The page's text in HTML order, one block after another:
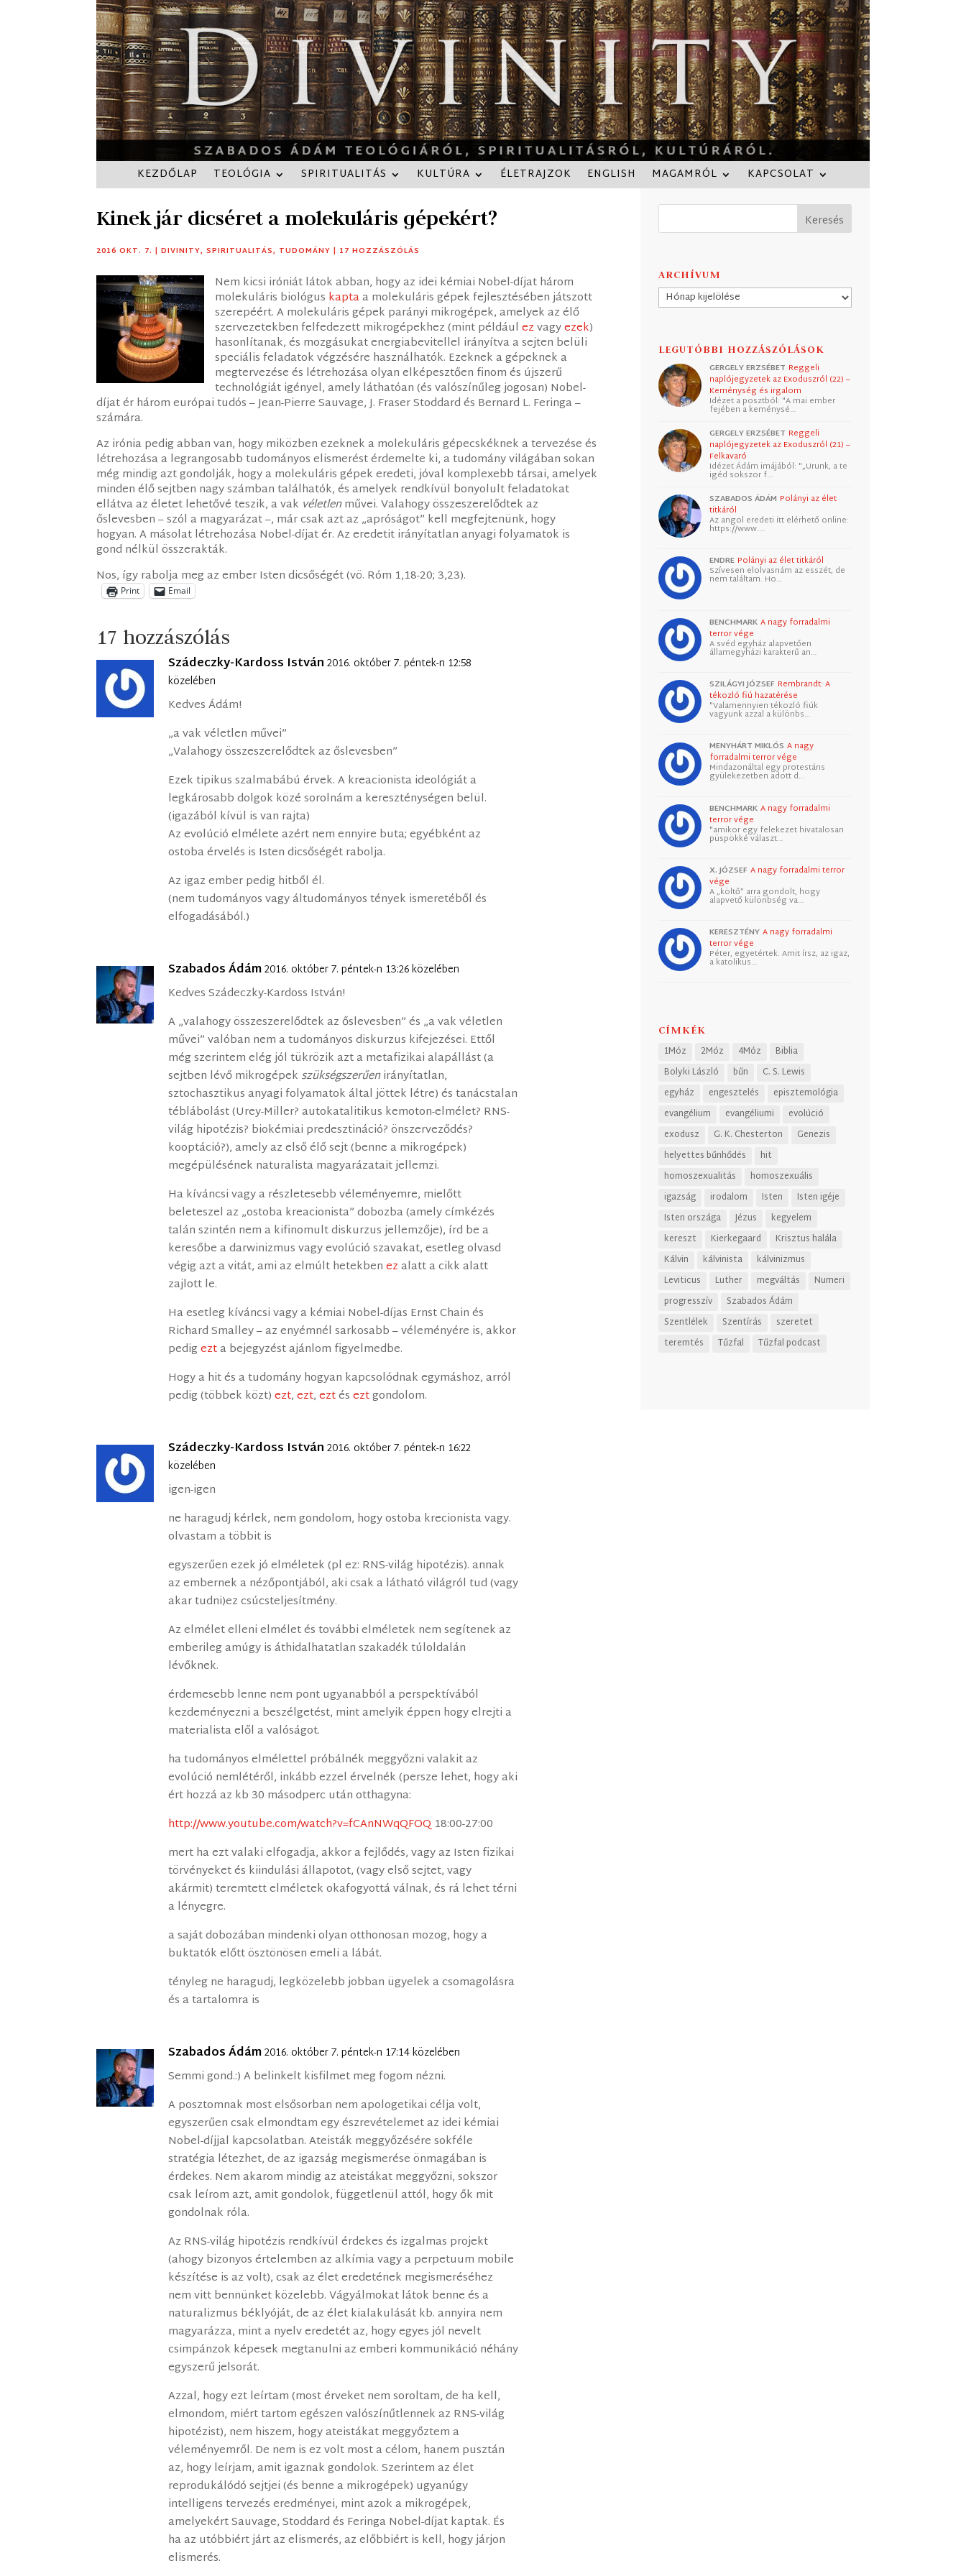
KEZDŐLAP TEOLÓGIA SPIRITUALITÁS KULTÚRA ÉLETRAJZOK ENGLISH MAGAMRÓL KAPCSOLAT
Kinek jár dicséret a molekuláris gépekért?
2016 OKT. 7. |DIVINITY,SPIRITUALITÁS, TUDOMÁNY | 17 HOZZÁSZÓLÁS
Nem kicsi iróniát látok abban, hogy az idei kémiai Nobel-díjat három
molekuláris biológus kaptaa molekuláris gépek fejlesztésében játszott
szerepéért. A molekuláris gépek parányi mikrogépek, amelyek az élő
szervezetekben felfedezett mikrogépekhez (mint példáulezvagyezek)
hasonlítanak, és mozgásukat energiabevitellel irányítva a sejten belüli
speciális feladatok végzésére használhatók. Ezeknek a gépeknek a
megtervezése és létrehozása olyan elképesztően finom és újszerű
technológiát igényel, amely láthatóan (és valószínűleg jogosan) Nobel-
díjat ér három európai tudós – Jean-Pierre Sauvage, J. Fraser Stoddard és Bernard L. Feringa –
számára.
Az irónia pedig abban van, hogy miközben ezeknek a molekuláris gépecskéknek a tervezése és
létrehozása a legrangosabb tudományos elismerést érdemelte ki, a tudomány világában sokan
még mindig azt gondolják, hogy a molekuláris gépek eredeti, jóval komplexebb társai, amelyek
minden élő sejtben nagy számban találhatók, és amelyek rendkívül bonyolult feladatokat
ellátva az életet lehetővé teszik, a vak véletlenművei. Valahogy összeszerelődtek az
őslevesben – szól a magyarázat –, már csak azt az „apróságot” kell megfejtenünk, hogy
hogyan. A másolat létrehozása Nobel-díjat ér. Az eredetit irányítatlan anyagi folyamatok is
gond nélkül összerakták.
Nos, így rabolja meg az ember Isten dicsőségét (vö. Róm 1,18-20; 3,23).
Print Email
17 hozzászólás
Szádeczky-Kardoss István 2016. október 7. péntek-n 12:58
közelében
Kedves Ádám!
„a vak véletlen művei”
„Valahogy összeszerelődtek az őslevesben”
Ezek tipikus szalmabábú érvek. A kreacionista ideológiát a
legkárosabb dolgok közé sorolnám a kereszténységen belül.
(igazából kívül is van rajta)
Az evolúció elmélete azért nem ennyire buta; egyébként az
ostoba érvelés is Isten dicsőségét rabolja.
Az igaz ember pedig hitből él.
(nem tudományos vagy áltudományos tények ismeretéből és
elfogadásából.)
Szabados Ádám2016. október 7. péntek-n 13:26 közelében
Kedves Szádeczky-Kardoss István!
A „valahogy összeszerelődtek az őslevesben” és „a vak véletlen
művei” valóban nem a tudományos diskurzus kifejezései. Ettől
még szerintem elég jól tükrözik azt a metafizikai alapállást (a
sejtben lévő mikrogépek szükségszerűenirányítatlan,
sztochasztikus anyagi folyamatok által jöttek létre) és tanácstalan
téblábolást (Urey-Miller? autokatalitikus kemoton-elmélet? RNS-
világ hipotézis? biokémiai predesztináció? önszerveződés?
kooptáció?), amely az első élő sejt (benne a mikrogépek)
megépülésének naturalista magyarázatait jellemzi.
Ha kíváncsi vagy a részletesebb véleményemre, mielőtt
beleteszel az „ostoba kreacionista” dobozba (amely címkézés
talán szintén nem a kifinomult diskurzus jellemzője), írd be a
keresőbe a darwinizmus vagy evolúció szavakat, esetleg olvasd
végig azt a vitát, ami az elmúlt hetekbenezalatt a cikk alatt
zajlott le.
Ha esetleg kíváncsi vagy a kémiai Nobel-díjas Ernst Chain és
Richard Smalley – az enyémnél sarkosabb – véleményére is, akkor
pedigezta bejegyzést ajánlom figyelmedbe.
Hogy a hit és a tudomány hogyan kapcsolódnak egymáshoz, arról
pedig (többek közt)ezt,ezt,eztéseztgondolom.
Szádeczky-Kardoss István 2016. október 7. péntek-n 16:22
közelében
igen-igen
ne haragudj kérlek, nem gondolom, hogy ostoba krecionista vagy.
olvastam a többit is
egyszerűen ezek jó elméletek (pl ez: RNS-világ hipotézis). annak
az embernek a nézőpontjából, aki csak a látható világról tud (vagy
akar tudni)ez csúcsteljesítmény.
Az elmélet elleni elmélet és további elméletek nem segítenek az
emberileg amúgy is áthidalhatatlan szakadék túloldalán
lévőknek.
érdemesebb lenne nem pont ugyanabból a perspektívából
kezdeményezni a beszélgetést, mint amelyik éppen hogy elrejti a
materialista elől a valóságot.
ha tudományos elmélettel próbálnék meggyőzni valakit az
evolúció nemlétéről, inkább ezzel érvelnék (persze lehet, hogy aki
ért hozzá az kb 30 másodperc után otthagyna:
http://www.youtube.com/watch?v=fCAnNWqQFOQ18:00-27:00
mert ha ezt valaki elfogadja, akkor a fejlődés, vagy az Isten fizikai
törvényeket és kiindulási állapotot, (vagy első sejtet, vagy
akármit) teremtett elméletek okafogyottá válnak, és rá lehet térni
a lényegre.
a saját dobozában mindenki olyan otthonosan mozog, hogy a
buktatók előtt ösztönösen emeli a lábát.
tényleg ne haragudj, legközelebb jobban ügyelek a csomagolásra
és a tartalomra is
Szabados Ádám2016. október 7. péntek-n 17:14 közelében
Semmi gond.:) A belinkelt kisfilmet meg fogom nézni.
A posztomnak most elsősorban nem apologetikai célja volt,
egyszerűen csak elmondtam egy észrevételemet az idei kémiai
Nobel-díjjal kapcsolatban. Ateisták meggyőzésére sokféle
stratégia létezhet, de az igazság megismerése önmagában is
érdekes. Nem akarom mindig az ateistákat meggyőzni, sokszor
csak leírom azt, amit gondolok, függetlenül attól, hogy ők mit
gondolnak róla.
Az RNS-világ hipotézis rendkívül érdekes és izgalmas projekt
(ahogy bizonyos értelemben az alkímia vagy a perpetuum mobile
készítése is az volt), csak az élet eredetének megismeréséhez
nem vitt bennünket közelebb. Vágyálmokat látok benne és a
naturalizmus béklyóját, de az élet kialakulását kb. annyira nem
magyarázza, mint a nyelv eredetét az, hogy egyes jól nevelt
csimpánzok képesek megtanulni az emberi kommunikáció néhány
egyszerű jelsorát.
Azzal, hogy ezt leírtam (most érveket nem soroltam, de ha kell,
elmondom, miért tartom egészen valószínűtlennek az RNS-világ
hipotézist), nem hiszem, hogy ateistákat meggyőztem a
véleményemről. De nem is ez volt most a célom, hanem pusztán
az, hogy leírjam, amit igaznak gondolok. Szerintem az élet
reprodukálódó sejtjei (és benne a mikrogépek) ugyanúgy
intelligens tervezés eredményei, mint azok a mikrogépek,
amelyekért Sauvage, Stoddard és Feringa Nobel-díjat kaptak. És
ha az utóbbiért járt az elismerés, az előbbiért is kell, hogy járjon
elismerés.
ARCHÍVUM
Archívum
LEGUTÓBBI HOZZÁSZÓLÁSOK
GERGELY ERZSÉBET Reggeli
naplójegyzetek az Exoduszról (22) –
Keménység és irgalom
Idézet a posztból: "A mai ember
fejében a keménysé…
GERGELY ERZSÉBET Reggeli
naplójegyzetek az Exoduszról (21) –
Felkavaró
Idézet Ádám imájából: "„Urunk, a te
igéd sokszor f…
SZABADOS ÁDÁM Polányi az élet
titkáról
Az angol eredeti itt elérhető online:
https://www.…
ENDRE Polányi az élet titkáról
Szívesen elolvasnám az esszét, de
nem találtam. Ho…
BENCHMARK A nagy forradalmi
terror vége
A svéd egyház alapvetően
államegyházi karakterű an…
SZILÁGYI JÓZSEF Rembrandt: A
tékozló fiú hazatérése
"Valamennyien tékozló fiúk
vagyunk azzal a különbs…
MENYHÁRT MIKLÓS A nagy
forradalmi terror vége
Mindazonáltal egy protestáns
gyülekezetben adott d…
BENCHMARK A nagy forradalmi
terror vége
"amikor egy felekezet hivatalosan
püspökké választ…
X. JÓZSEF A nagy forradalmi terror
vége
A „költő” arra gondolt, hogy
alapvető különbség va…
KERESZTÉNY A nagy forradalmi
terror vége
Péter, egyetértek. Amit írsz, az igaz,
a katolikus…
CÍMKÉK
1Móz 2Móz 4Móz
Biblia
Bolyki László
bűn
C. S. Lewis
egyház
engesztelés
episztemológia
evangélium
evangéliumi
evolúció
exodusz
G. K. Chesterton
Genezis
helyettes bűnhődés
hit
homoszexualitás
homoszexuális
igazság
irodalom Isten
Isten igéje
Isten országa
Jézus
kegyelem
kereszt
Kierkegaard
Krisztus halála
Kálvin
kálvinista
kálvinizmus
Leviticus
Luther megváltás
Numeri
progresszív
Szabados Ádám
Szentlélek
Szentírás
szeretet
teremtés
Tűzfal Tűzfal podcast